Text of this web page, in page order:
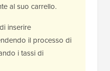
al suo carrello.
inserire
il processo di
i tassi di